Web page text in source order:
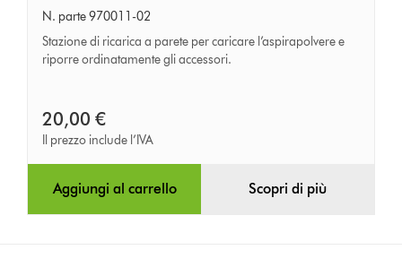
di
ricarica
N. parte 970011-02
Stazione di ricarica a parete per caricare l’aspirapolvere e
riporre ordinatamente gli accessori.
20,00 €
Il prezzo include l’IVA
Aggiungi al carrello Scopri di più